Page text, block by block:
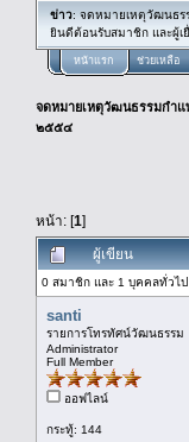
ข่าว: จดหมายเหตุวัฒนธร
ยินดีต้อนรับสมาชิก และผู้
หน้าแรก ช่วยเหลือ
จดหมายเหตุวัฒนธรรมกำแ
๒๕๕๔
หน้า: [1]
ผู้เขียน
0 สมาชิก และ 1 บุคคลทั่วไ
santi
รายการโทรทัศน์วัฒนธรรม
Administrator
Full Member
ออฟไลน์
กระทู้: 144